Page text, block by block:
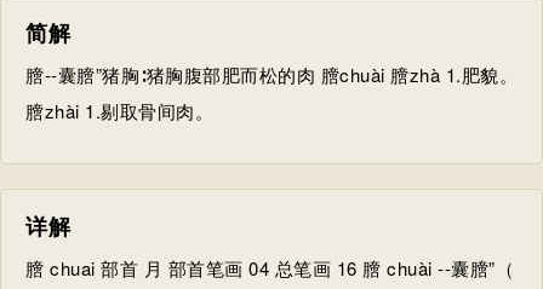
简解
膪--囊膪”猪胸∶猪胸腹部肥而松的肉 膪chuài 膪zhà 1.肥貌。
膪zhài 1.剔取骨间肉。
详解
膪 chuai 部首 月 部首笔画 04 总笔画 16 膪 chuài --囊膪”（